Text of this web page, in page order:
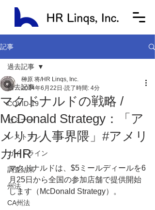
記事
過去記事
COVID-19
セミナー
レストラン
ガイドライン
調査結果
州法
CA州法
過去記事
マクドナルドの戦略 /
McDonald Strategy：「ア
メリカ人事界隈」#アメリ
カHR
榊原 将/HR Linqs, Inc.
2024年6月22日 読了時間: 4分
マクドナルドは、$5ミールディールを6
月25日から全国の参加店舗で提供開始
します（McDonald Strategy）。